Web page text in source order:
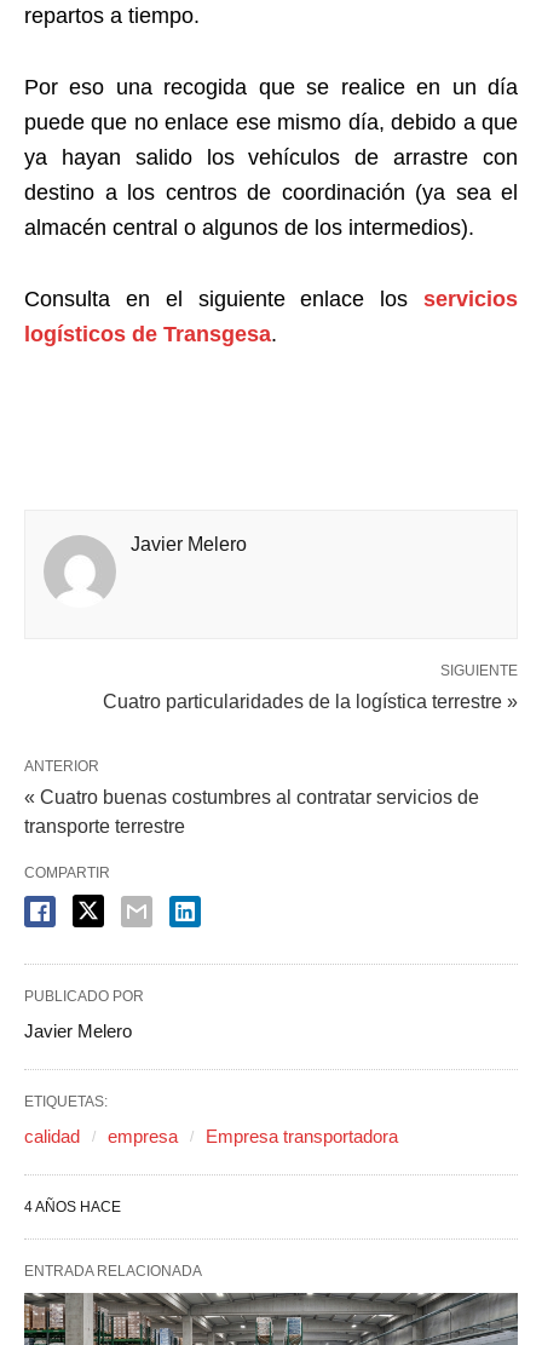
repartos a tiempo.
Por eso una recogida que se realice en un día
puede que no enlace ese mismo día, debido a que
ya hayan salido los vehículos de arrastre con
destino a los centros de coordinación (ya sea el
almacén central o algunos de los intermedios).
Consulta en el siguiente enlace los servicios
logísticos de Transgesa.
Javier Melero
SIGUIENTE
Cuatro particularidades de la logística terrestre »
ANTERIOR
« Cuatro buenas costumbres al contratar servicios de
transporte terrestre
COMPARTIR
PUBLICADO POR
Javier Melero
ETIQUETAS:
calidad empresa Empresa transportadora
4 AÑOS HACE
ENTRADA RELACIONADA